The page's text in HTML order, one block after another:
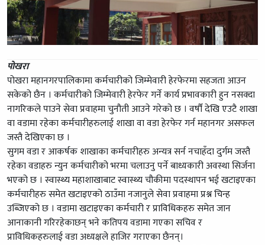
पोखरा
पोखरा महानगरपालिकामा कर्मचारीको जिम्मेवारी हेरफेरमा सहजता आउन
सकेको छैन । कर्मचारीको जिम्मेवारी हेरफेर गर्ने कार्य प्रभावकारी हुन नसक्दा
नागरिकले पाउने सेवा प्रवाहमा चुनौती आउने गरेको छ । वर्षौं देखि एउटै शाखा
वा वडामा रहेका कर्मचारीहरुलाई शाखा वा वडा हेरफेर गर्न महानगर असफल
जस्तै देखिएका छ ।
सुगम वडा र आकर्षक शाखाका कर्मचारीहरु अन्यत्र सर्न नचाहँदा दुर्गम जस्तै
रहेका वडाहरु न्युन कर्मचारीको भरमा चलाउनु पर्ने बाध्यकारी अवस्था सिर्जना
भएको छ । स्वास्थ्य महाशाखाबाट स्वास्थ्य चौकीमा पदस्थापन भई खटाइएका
कर्मचारीहरु समेत खटाइएको ठाउँमा नजानुले सेवा प्रवाहमा प्रश्न चिन्ह
उब्जिएको छ । वडामा खटाइएका कर्मचारी र प्राविधिकहरु समेत जान
आनाकानी गरिरहेकाछन् भने कतिपय वडामा गएका सचिव र
प्राविधिकहरुलाई वडा अध्यक्षले हाजिर गराएका छैनन्।